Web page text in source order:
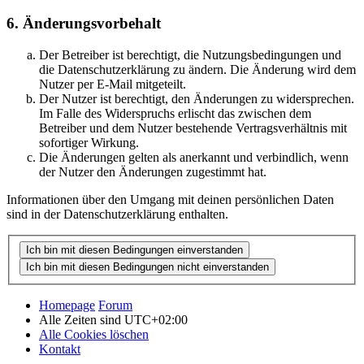
6. Änderungsvorbehalt
Der Betreiber ist berechtigt, die Nutzungsbedingungen und
die Datenschutzerklärung zu ändern. Die Änderung wird dem
Nutzer per E-Mail mitgeteilt.
Der Nutzer ist berechtigt, den Änderungen zu widersprechen.
Im Falle des Widerspruchs erlischt das zwischen dem
Betreiber und dem Nutzer bestehende Vertragsverhältnis mit
sofortiger Wirkung.
Die Änderungen gelten als anerkannt und verbindlich, wenn
der Nutzer den Änderungen zugestimmt hat.
Informationen über den Umgang mit deinen persönlichen Daten
sind in der Datenschutzerklärung enthalten.
Homepage Forum
Alle Zeiten sind UTC+02:00
Alle Cookies löschen
Kontakt